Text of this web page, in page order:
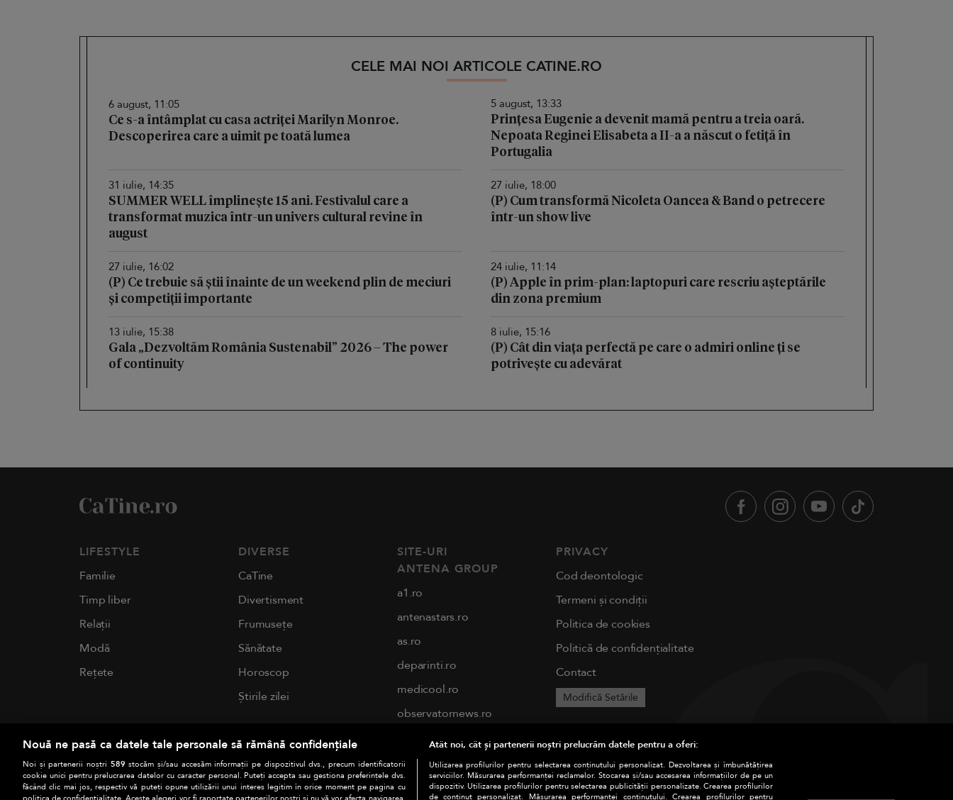
CELE MAI NOI ARTICOLE CATINE.RO
6 august, 11:05
Ce s-a întâmplat cu casa actriței Marilyn Monroe.
Descoperirea care a uimit pe toată lumea
5 august, 13:33
Prințesa Eugenie a devenit mamă pentru a treia oară.
Nepoata Reginei Elisabeta a II-a a născut o fetiță în
Portugalia
31 iulie, 14:35
SUMMER WELL împlinește 15 ani. Festivalul care a
transformat muzica într-un univers cultural revine în
august
27 iulie, 18:00
(P) Cum transformă Nicoleta Oancea & Band o petrecere
într-un show live
27 iulie, 16:02
(P) Ce trebuie să știi înainte de un weekend plin de meciuri
și competiții importante
24 iulie, 11:14
(P) Apple în prim-plan: laptopuri care rescriu așteptările
din zona premium
13 iulie, 15:38
Gala „Dezvoltăm România Sustenabil” 2026 – The power
of continuity
8 iulie, 15:16
(P) Cât din viața perfectă pe care o admiri online ți se
potrivește cu adevărat
LIFESTYLE
Familie
Timp liber
Relații
Modă
Rețete
DIVERSE
CaTine
Divertisment
Frumusețe
Sănătate
Horoscop
Știrile zilei
SITE-URI
ANTENA GROUP
a1.ro
antenastars.ro
as.ro
deparinti.ro
medicool.ro
observatornews.ro
spynews.ro
tvhappy.ro
useit.ro
PRIVACY
Cod deontologic
Termeni și condiții
Politica de cookies
Politică de confidențialitate
Contact
Modifică Setările
Nouă ne pasă ca datele tale personale să rămână confidențiale
Noi și partenerii noștri 589 stocăm și/sau accesăm informații pe dispozitivul dvs., precum identificatorii
cookie unici pentru prelucrarea datelor cu caracter personal. Puteți accepta sau gestiona preferințele dvs.
făcând clic mai jos, respectiv vă puteți opune utilizării unui interes legitim în orice moment pe pagina cu
Atât noi, cât și partenerii noștri prelucrăm datele pentru a oferi:
Utilizarea profilurilor pentru selectarea conținutului personalizat. Dezvoltarea și îmbunătățirea
serviciilor. Măsurarea performanței reclamelor. Stocarea și/sau accesarea informațiilor de pe un
dispozitiv. Utilizarea profilurilor pentru selectarea publicității personalizate. Crearea profilurilor
de conținut personalizat. Măsurarea performanței conținutului. Crearea profilurilor pentru